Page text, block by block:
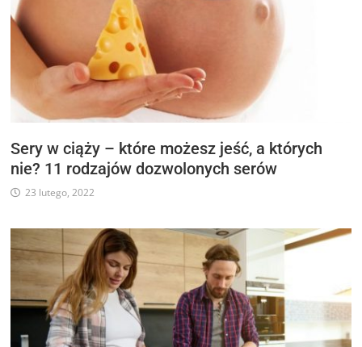
Sery w ciąży – które możesz jeść, a których
nie? 11 rodzajów dozwolonych serów
23 lutego, 2022